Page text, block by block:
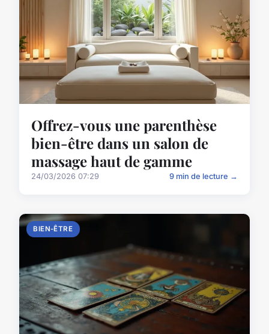
Offrez-vous une parenthèse
bien-être dans un salon de
massage haut de gamme
24/03/2026 07:29 9 min de lecture →
BIEN-ÊTRE